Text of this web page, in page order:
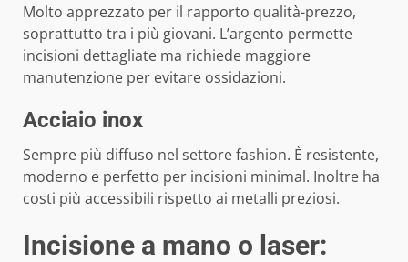
Molto apprezzato per il rapporto qualità-prezzo,
soprattutto tra i più giovani. L’argento permette
incisioni dettagliate ma richiede maggiore
manutenzione per evitare ossidazioni.
Acciaio inox
Sempre più diffuso nel settore fashion. È resistente,
moderno e perfetto per incisioni minimal. Inoltre ha
costi più accessibili rispetto ai metalli preziosi.
Incisione a mano o laser: